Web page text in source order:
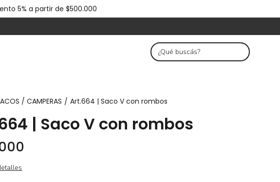
5% a partir de $500.000
/ CAMPERAS / Art.664 | Saco V con rombos
| Saco V con rombos